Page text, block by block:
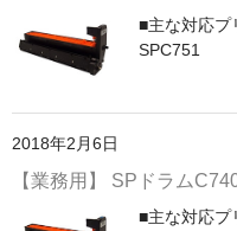
保証受付中
プリンタ補償
■主な対応プ
SPC751
2018年2月6日
【業務用】 SPドラム
■主な対応プ